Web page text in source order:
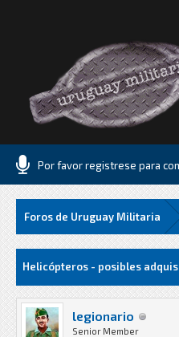
Por favor registrese para
Foros de Uruguay Militaria
MediaHelicópteros - posibles
legionario
Senior Member